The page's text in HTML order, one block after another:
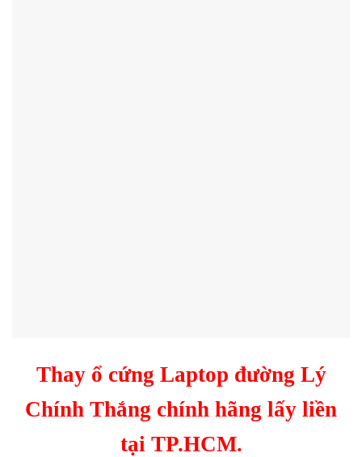
Thay ổ cứng Laptop đường Lý
Chính Thắng chính hãng lấy liền
tại TP.HCM.